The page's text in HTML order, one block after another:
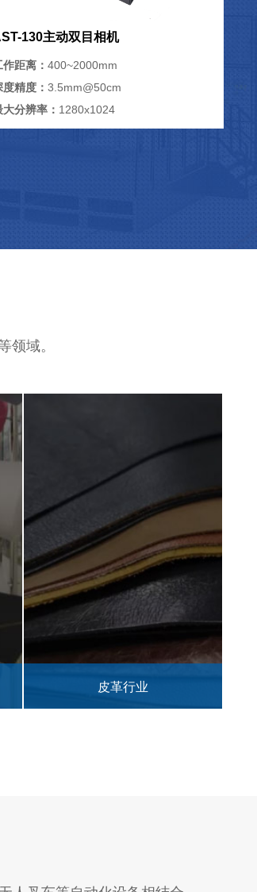
130主动双目相机
作距离： 400~2000mm
度精度： 3.5mm@50cm
大分辨率： 1280x1024
领域。
军工行业